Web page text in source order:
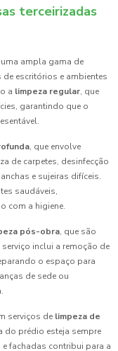
terceirizadas
ampla gama de
escritórios e ambientes
a limpeza regular, que
garantindo que o
, que envolve
de carpetes, desinfecção
e sujeiras difíceis.
saudáveis,
com a higiene.
pós-obra, que são
inclui a remoção de
o espaço para
de sede ou
serviços de limpeza de
do prédio esteja sempre
fachadas contribui para a